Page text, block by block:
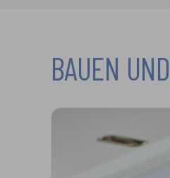
BAUEN